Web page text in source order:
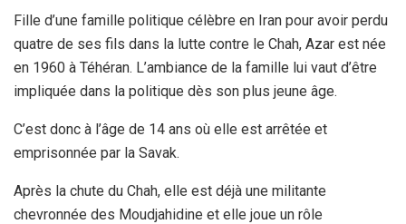
Fille d’une famille politique célèbre en Iran pour avoir perdu
quatre de ses fils dans la lutte contre le Chah, Azar est née
en 1960 à Téhéran. L’ambiance de la famille lui vaut d’être
impliquée dans la politique dès son plus jeune âge.
C’est donc à l’âge de 14 ans où elle est arrêtée et
emprisonnée par la Savak.
Après la chute du Chah, elle est déjà une militante
chevronnée des Moudjahidine et elle joue un rôle